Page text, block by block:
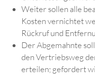
Weiter sollen alle
Kosten vernichtet
Rückruf und
Der Abgemahnte
den Vertriebsweg
erteilen; gefordert